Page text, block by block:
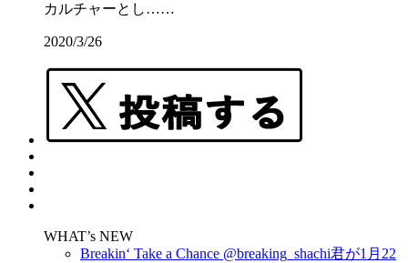
カルチャーとし……
2020/3/26
WHAT’s NEW
Breakin‘ Take a Chance @breaking_shachi君が1月22